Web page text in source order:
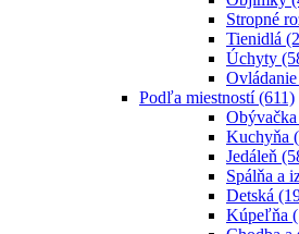
Stropné
Tienidlá
Úchyty
Ovládanie
Podľa miestností(611)
Obývačka
Kuchyňa
Jedáleň
Spálňa a
Detská
Kúpeľňa